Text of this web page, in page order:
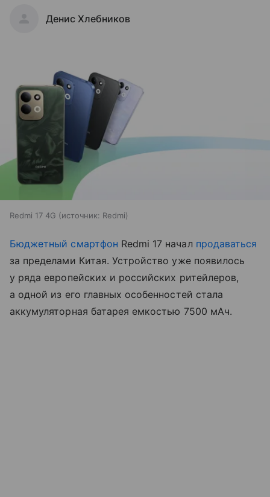
Денис Хлебников
Redmi 17 4G источник: Redmi
Бюджетный смартфон Redmi 17 начал продаваться
за пределами Китая. Устройство уже появилось
у ряда европейских и российских ритейлеров,
а одной из его главных особенностей стала
аккумуляторная батарея емкостью 7500 мАч.